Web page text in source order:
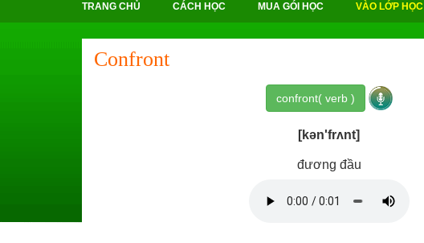
TRANG CHỦ CÁCH HỌC MUA GÓI HỌC VÀO LỚP HỌC
Confront
confront( verb )
[kən'frʌnt]
đương đầu